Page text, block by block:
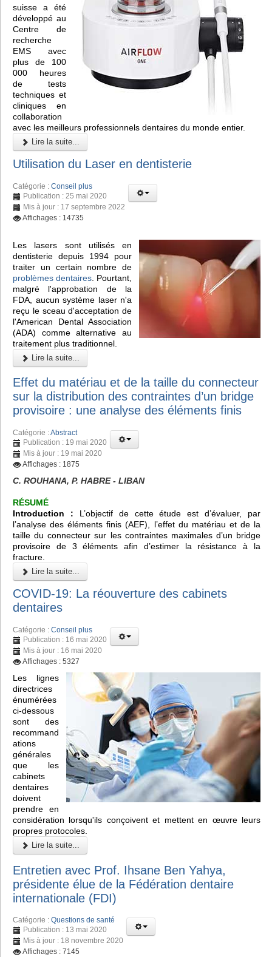
suisse a été
développé au
Centre de
recherche
EMS avec
plus de 100
000 heures
de tests
techniques et
cliniques en
collaboration
avec les meilleurs professionnels dentaires du monde entier.
Lire la suite...
Utilisation du Laser en dentisterie
Catégorie : Conseil plus
Publication : 25 mai 2020
Mis à jour : 17 septembre 2022
Affichages : 14735
Les lasers sont utilisés en
dentisterie depuis 1994 pour
traiter un certain nombre de
problèmes dentaires . Pourtant,
malgré l'approbation de la
FDA, aucun système laser n'a
reçu le sceau d'acceptation de
l'American Dental Association
(ADA) comme alternative au
traitement plus traditionnel.
Lire la suite...
Effet du matériau et de la taille du connecteur
sur la distribution des contraintes d’un bridge
provisoire : une analyse des éléments finis
Catégorie :Abstract
Publication : 19 mai 2020
Mis à jour : 19 mai 2020
Affichages : 1875
C. ROUHANA, P. HABRE - LIBAN
RÉSUMÉ
Introduction : L’objectif de cette étude est d’évaluer, par
l’analyse des éléments finis (AEF), l’effet du matériau et de la
taille du connecteur sur les contraintes maximales d’un bridge
provisoire de 3 éléments afin d’estimer la résistance à la
fracture.
Lire la suite...
COVID-19: La réouverture des cabinets
dentaires
Catégorie : Conseil plus
Publication : 16 mai 2020
Mis à jour : 16 mai 2020
Affichages : 5327
Les lignes
directrices
énumérées
ci-dessous
sont des
recommand
ations
générales
que les
cabinets
dentaires
doivent
prendre en
considération lorsqu'ils conçoivent et mettent en œuvre leurs
propres protocoles.
Lire la suite...
Entretien avec Prof. Ihsane Ben Yahya,
présidente élue de la Fédération dentaire
internationale (FDI)
Catégorie : Questions de santé
Publication : 13 mai 2020
Mis à jour : 18 novembre 2020
Affichages : 7145